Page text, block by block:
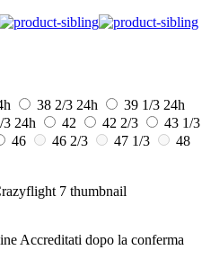
38 2/3 24h 39 1/3 24h
3 24h 42 42 2/3
43 1/3
46 46 2/3 47 1/3
48
Accreditati dopo la conferma